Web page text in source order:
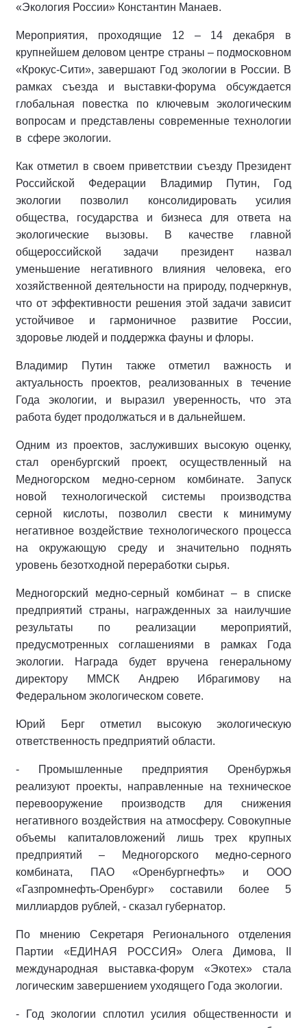
«Экология России» Константин Манаев.
Мероприятия, проходящие 12 – 14 декабря в
крупнейшем деловом центре страны – подмосковном
«Крокус-Сити», завершают Год экологии в России. В
рамках съезда и выставки-форума обсуждается
глобальная повестка по ключевым экологическим
вопросам и представлены современные технологии
в сфере экологии.
Как отметил в своем приветствии съезду Президент
Российской Федерации Владимир Путин, Год
экологии позволил консолидировать усилия
общества, государства и бизнеса для ответа на
экологические вызовы. В качестве главной
общероссийской задачи президент назвал
уменьшение негативного влияния человека, его
хозяйственной деятельности на природу, подчеркнув,
что от эффективности решения этой задачи зависит
устойчивое и гармоничное развитие России,
здоровье людей и поддержка фауны и флоры.
Владимир Путин также отметил важность и
актуальность проектов, реализованных в течение
Года экологии, и выразил уверенность, что эта
работа будет продолжаться и в дальнейшем.
Одним из проектов, заслуживших высокую оценку,
стал оренбургский проект, осуществленный на
Медногорском медно-серном комбинате. Запуск
новой технологической системы производства
серной кислоты, позволил свести к минимуму
негативное воздействие технологического процесса
на окружающую среду и значительно поднять
уровень безотходной переработки сырья.
Медногорский медно-серный комбинат – в списке
предприятий страны, награжденных за наилучшие
результаты по реализации мероприятий,
предусмотренных соглашениями в рамках Года
экологии. Награда будет вручена генеральному
директору ММСК Андрею Ибрагимову на
Федеральном экологическом совете.
Юрий Берг отметил высокую экологическую
ответственность предприятий области.
- Промышленные предприятия Оренбуржья
реализуют проекты, направленные на техническое
перевооружение производств для снижения
негативного воздействия на атмосферу. Совокупные
объемы капиталовложений лишь трех крупных
предприятий – Медногорского медно-серного
комбината, ПАО «Оренбургнефть» и ООО
«Газпромнефть-Оренбург» составили более 5
миллиардов рублей, - сказал губернатор.
По мнению Секретаря Регионального отделения
Партии «ЕДИНАЯ РОССИЯ» Олега Димова, II
международная выставка-форум «Экотех» стала
логическим завершением уходящего Года экологии.
- Год экологии сплотил усилия общественности и